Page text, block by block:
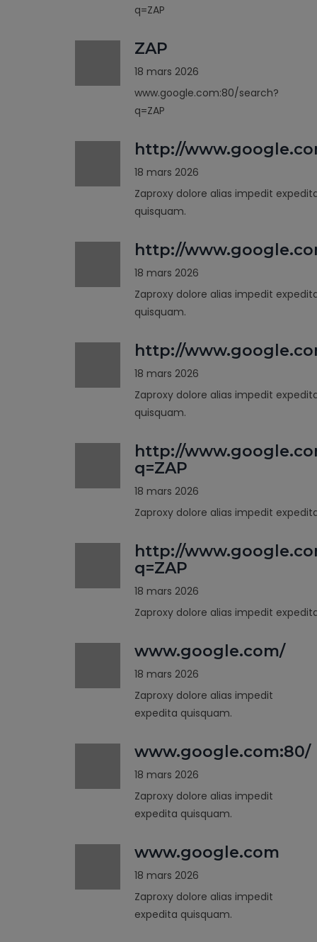
q=ZAP
ZAP
18 mars 2026
www.google.com:80/search?
q=ZAP
http://
18 mars 2026
Zaproxy dolore alias impedit
quisquam.
http://
18 mars 2026
Zaproxy dolore alias impedit
quisquam.
http://
18 mars 2026
Zaproxy dolore alias impedit
quisquam.
http://
q=ZAP
18 mars 2026
Zaproxy dolore alias impedit
http://
q=ZAP
18 mars 2026
Zaproxy dolore alias impedit
www.google.com/
18 mars 2026
Zaproxy dolore alias impedit
expedita quisquam.
www.google.com:80/
18 mars 2026
Zaproxy dolore alias impedit
expedita quisquam.
www.google.com
18 mars 2026
Zaproxy dolore alias impedit
expedita quisquam.